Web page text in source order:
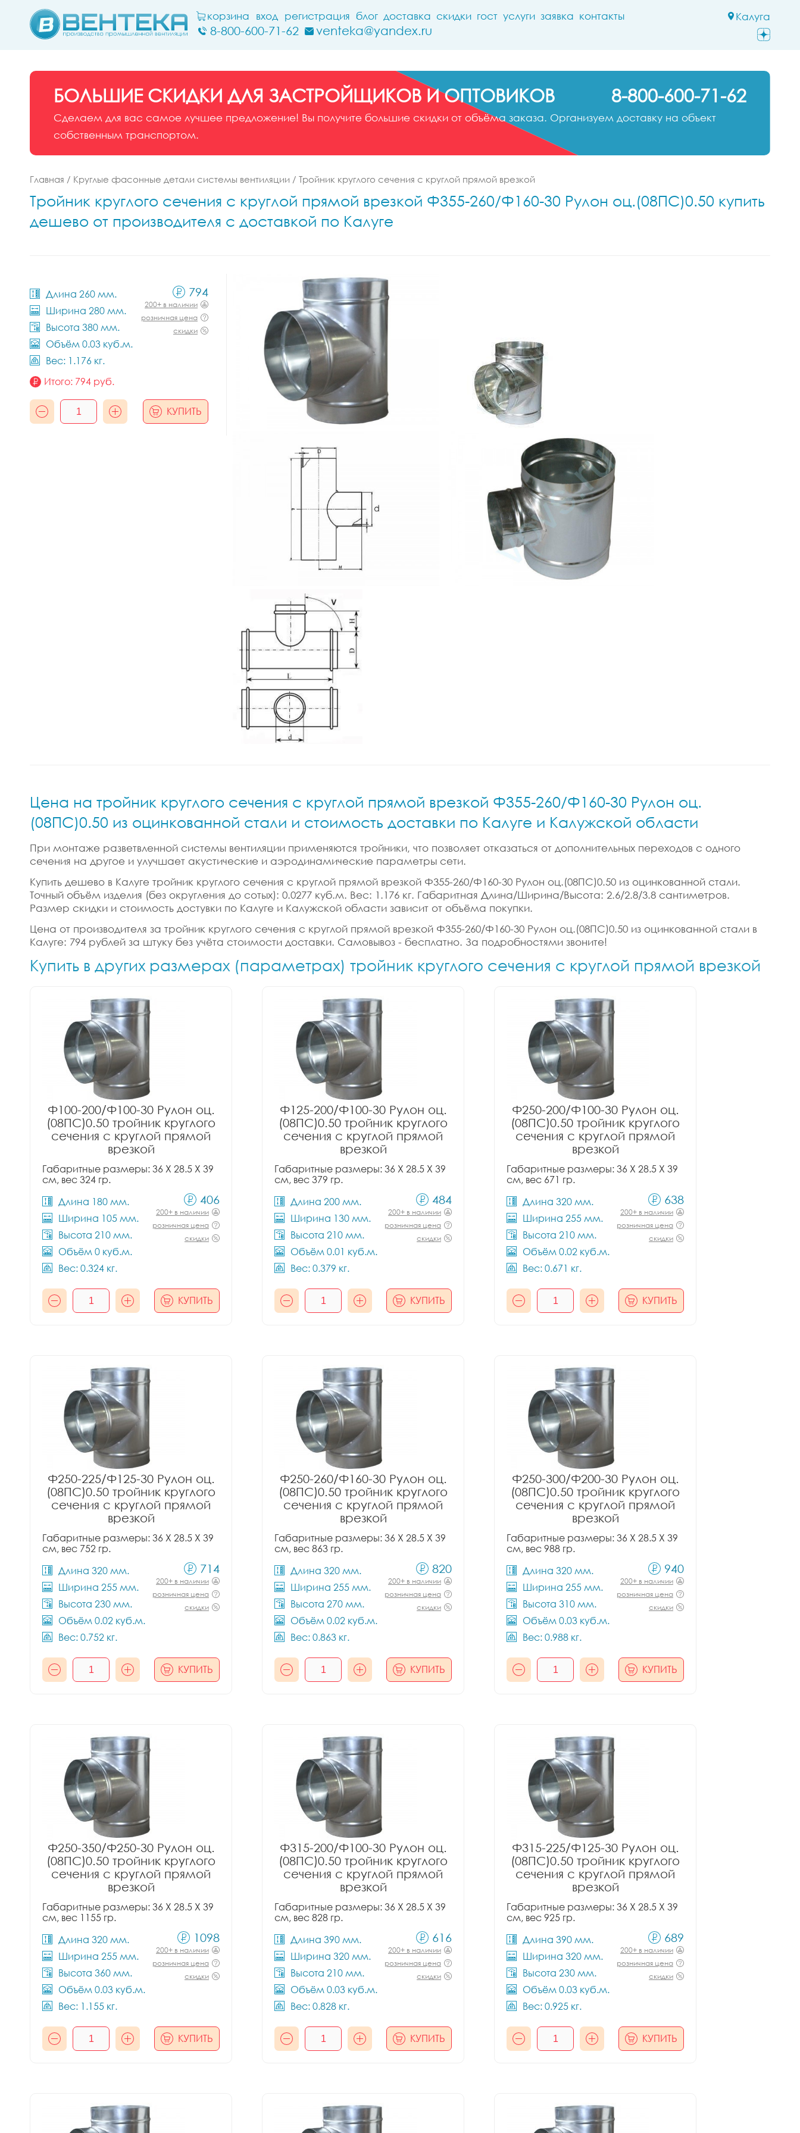
Калуга
корзина вход регистрация блог доставка скидки гост услуги заявка контакты
8-800-600-71-62 venteka@yandex.ru
БОЛЬШИЕ СКИДКИ ДЛЯ ЗАСТРОЙЩИКОВ И ОПТОВИКОВ 8-800-600-71-62
Сделаем для вас самое лучшее предложение! Вы получите большие скидки от объёма заказа. Организуем доставку на объект
собственным транспортом.
Главная / Круглые фасонные детали системы вентиляции / Тройник круглого сечения с круглой прямой врезкой
Тройник круглого сечения с круглой прямой врезкой Ф355-260/Ф160-30 Рулон оц.(08ПС)0.50 купить
дешево от производителя с доставкой по Калуге
Длина 260 мм.
Ширина 280 мм.
Высота 380 мм.
Объём 0.03 куб.м.
Вес: 1.176 кг.
794
200+ в наличии
розничная цена
скидки
Итого: 794 руб.
КУПИТЬ
Цена на тройник круглого сечения с круглой прямой врезкой Ф355-260/Ф160-30 Рулон оц.
(08ПС)0.50 из оцинкованной стали и стоимость доставки по Калуге и Калужской области
При монтаже разветвленной системы вентиляции применяются тройники, что позволяет отказаться от дополнительных переходов с одного
сечения на другое и улучшает акустические и аэродинамические параметры сети.
Купить дешево в Калуге тройник круглого сечения с круглой прямой врезкой Ф355-260/Ф160-30 Рулон оц.(08ПС)0.50 из оцинкованной стали.
Точный объём изделия (без округления до сотых): 0.0277 куб.м. Вес: 1.176 кг. Габаритная Длина/Ширина/Высота: 2.6/2.8/3.8 сантиметров.
Размер скидки и стоимость достувки по Калуге и Калужской области зависит от объёма покупки.
Цена от производителя за тройник круглого сечения с круглой прямой врезкой Ф355-260/Ф160-30 Рулон оц.(08ПС)0.50 из оцинкованной стали в
Калуге: 794 рублей за штуку без учёта стоимости доставки. Самовывоз - бесплатно. За подробностями звоните!
Купить в других размерах (параметрах) тройник круглого сечения с круглой прямой врезкой
Ф100-200/Ф100-30 Рулон оц.
(08ПС)0.50 тройник круглого
сечения с круглой прямой
врезкой
Габаритные размеры: 36 X 28.5 X 39
см, вес 324 гр.
Длина 180 мм.
Ширина 105 мм.
Высота 210 мм.
Объём 0 куб.м.
Вес: 0.324 кг.
406
200+ в наличии
розничная цена
скидки
КУПИТЬ
Ф125-200/Ф100-30 Рулон оц.
(08ПС)0.50 тройник круглого
сечения с круглой прямой
врезкой
Габаритные размеры: 36 X 28.5 X 39
см, вес 379 гр.
Длина 200 мм.
Ширина 130 мм.
Высота 210 мм.
Объём 0.01 куб.м.
Вес: 0.379 кг.
484
200+ в наличии
розничная цена
скидки
КУПИТЬ
Ф250-200/Ф100-30 Рулон оц.
(08ПС)0.50 тройник круглого
сечения с круглой прямой
врезкой
Габаритные размеры: 36 X 28.5 X 39
см, вес 671 гр.
Длина 320 мм.
Ширина 255 мм.
Высота 210 мм.
Объём 0.02 куб.м.
Вес: 0.671 кг.
638
200+ в наличии
розничная цена
скидки
КУПИТЬ
Ф250-225/Ф125-30 Рулон оц.
(08ПС)0.50 тройник круглого
сечения с круглой прямой
врезкой
Габаритные размеры: 36 X 28.5 X 39
см, вес 752 гр.
Длина 320 мм.
Ширина 255 мм.
Высота 230 мм.
Объём 0.02 куб.м.
Вес: 0.752 кг.
714
200+ в наличии
розничная цена
скидки
КУПИТЬ
Ф250-260/Ф160-30 Рулон оц.
(08ПС)0.50 тройник круглого
сечения с круглой прямой
врезкой
Габаритные размеры: 36 X 28.5 X 39
см, вес 863 гр.
Длина 320 мм.
Ширина 255 мм.
Высота 270 мм.
Объём 0.02 куб.м.
Вес: 0.863 кг.
820
200+ в наличии
розничная цена
скидки
КУПИТЬ
Ф250-300/Ф200-30 Рулон оц.
(08ПС)0.50 тройник круглого
сечения с круглой прямой
врезкой
Габаритные размеры: 36 X 28.5 X 39
см, вес 988 гр.
Длина 320 мм.
Ширина 255 мм.
Высота 310 мм.
Объём 0.03 куб.м.
Вес: 0.988 кг.
940
200+ в наличии
розничная цена
скидки
КУПИТЬ
Ф250-350/Ф250-30 Рулон оц.
(08ПС)0.50 тройник круглого
сечения с круглой прямой
врезкой
Габаритные размеры: 36 X 28.5 X 39
см, вес 1155 гр.
Длина 320 мм.
Ширина 255 мм.
Высота 360 мм.
Объём 0.03 куб.м.
Вес: 1.155 кг.
1098
200+ в наличии
розничная цена
скидки
КУПИТЬ
Ф315-200/Ф100-30 Рулон оц.
(08ПС)0.50 тройник круглого
сечения с круглой прямой
врезкой
Габаритные размеры: 36 X 28.5 X 39
см, вес 828 гр.
Длина 390 мм.
Ширина 320 мм.
Высота 210 мм.
Объём 0.03 куб.м.
Вес: 0.828 кг.
616
200+ в наличии
розничная цена
скидки
КУПИТЬ
Ф315-225/Ф125-30 Рулон оц.
(08ПС)0.50 тройник круглого
сечения с круглой прямой
врезкой
Габаритные размеры: 36 X 28.5 X 39
см, вес 925 гр.
Длина 390 мм.
Ширина 320 мм.
Высота 230 мм.
Объём 0.03 куб.м.
Вес: 0.925 кг.
689
200+ в наличии
розничная цена
скидки
КУПИТЬ